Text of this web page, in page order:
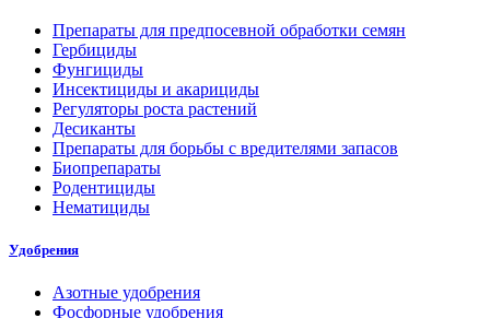
Препараты для предпосевной обработки семян
Гербициды
Фунгициды
Инсектициды и акарициды
Регуляторы роста растений
Десиканты
Препараты для борьбы с вредителями запасов
Биопрепараты
Родентициды
Нематициды
Удобрения
Азотные удобрения
Фосфорные удобрения